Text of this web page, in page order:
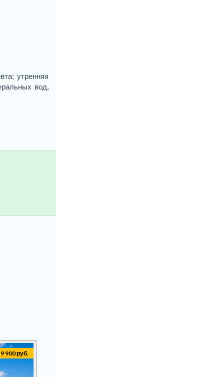
утренняя
вод,
9 900 руб.